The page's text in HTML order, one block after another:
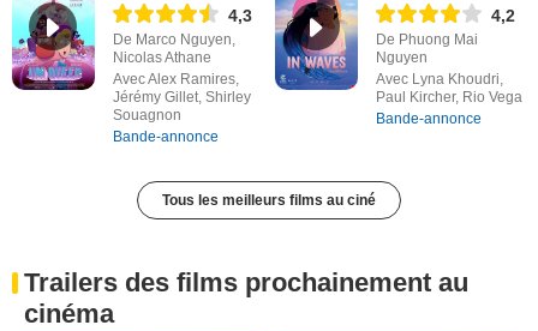
4,3
De Marco Nguyen,
Nicolas Athane
Avec Alex Ramires,
Jérémy Gillet, Shirley
Souagnon
Bande-annonce
4,2
De Phuong Mai
Nguyen
Avec Lyna Khoudri,
Paul Kircher, Rio Vega
Bande-annonce
Tous les meilleurs films au ciné
Trailers des films prochainement au
cinéma